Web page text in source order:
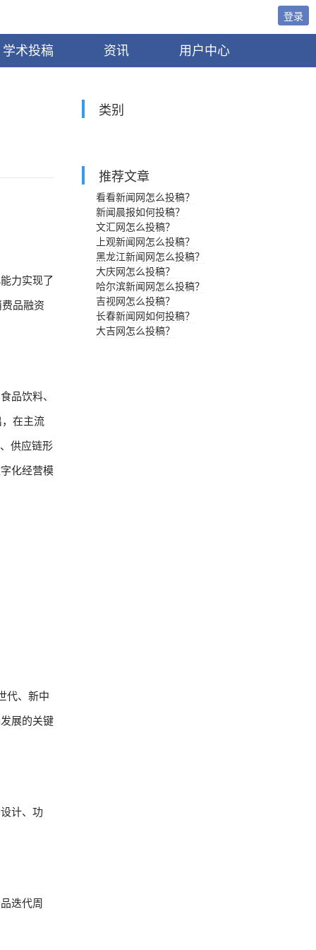
登录
学术投稿 资讯 用户中心
力实现了
品融资
品饮料、
在主流
供应链形
化经营模
代、新中
展的关键
计、功
迭代周
类别
推荐文章
看看新闻网怎么投稿？
新闻晨报如何投稿？
文汇网怎么投稿？
上观新闻网怎么投稿？
黑龙江新闻网怎么投稿？
大庆网怎么投稿？
哈尔滨新闻网怎么投稿？
吉视网怎么投稿？
长春新闻网如何投稿？
大吉网怎么投稿？